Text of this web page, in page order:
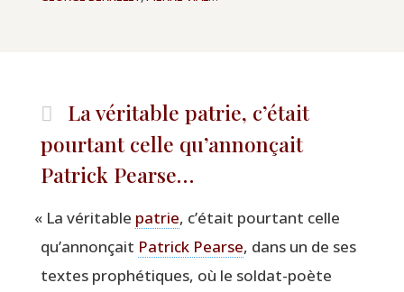
La véritable patrie, c’était
pourtant celle qu’annonçait
Patrick Pearse…
« La véri­table patrie, c’était pour­tant celle
qu’annonçait Patrick Pearse, dans un de ses
textes pro­phé­tiques, où le sol­dat-poète